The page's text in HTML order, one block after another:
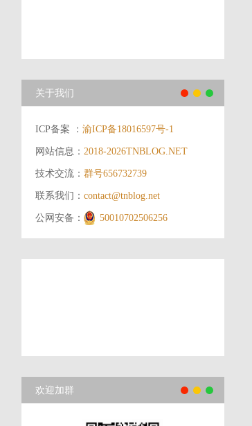
关于我们
ICP备案 ：渝ICP备18016597号-1
网站信息：2018-2026TNBLOG.NET
技术交流：群号656732739
联系我们：contact@tnblog.net
公网安备： 50010702506256
欢迎加群